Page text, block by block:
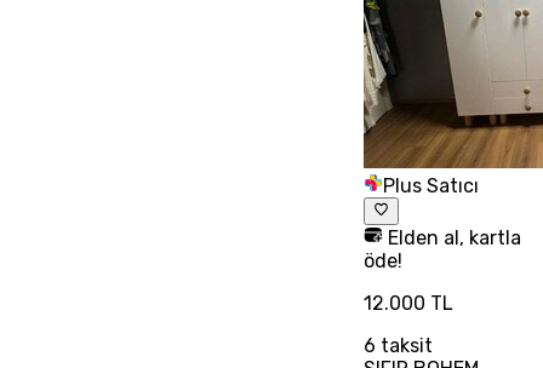
Plus Satıcı
Elden al, kartla
öde!
12.000 TL
6 taksit